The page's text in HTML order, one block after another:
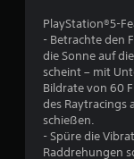
n
e
n
z
u
m
s
s
a
n
n
s
t
.
S
PlayStation®5-
- Betrachte den
die Sonne auf
scheint – mit
Bildrate von 60
des Raytracings
schießen.
- Spüre die
Raddrehungen